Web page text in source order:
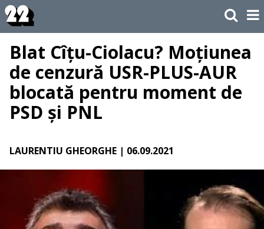
Blat Cîțu-Ciolacu? Moțiunea
de cenzură USR-PLUS-AUR
blocată pentru moment de
PSD și PNL
LAURENTIU GHEORGHE | 06.09.2021